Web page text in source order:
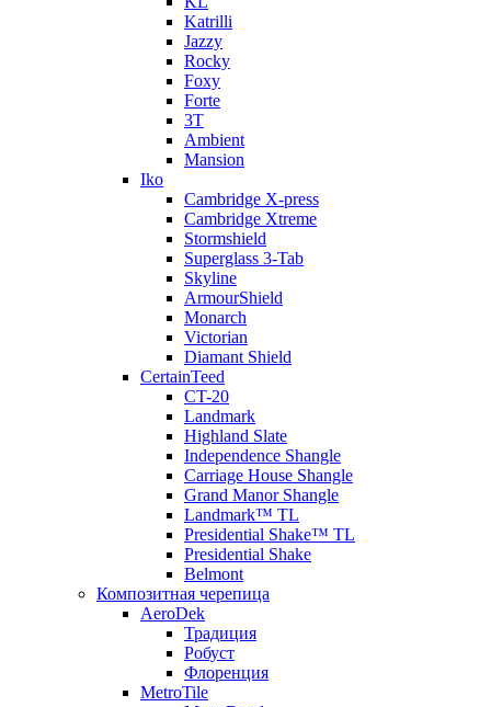
Katrilli
Jazzy
Rocky
Foxy
Forte
3T
Ambient
Mansion
Iko
Cambridge X-press
Cambridge Xtreme
Stormshield
Superglass 3-Tab
Skyline
ArmourShield
Monarch
Victorian
Diamant Shield
CertainTeed
CT-20
Landmark
Highland Slate
Independence Shangle
Carriage House Shangle
Grand Manor Shangle
Landmark™ TL
Presidential Shake™ TL
Presidential Shake
Belmont
Композитная черепица
AeroDek
Традиция
Робуст
Флоренция
MetroTile